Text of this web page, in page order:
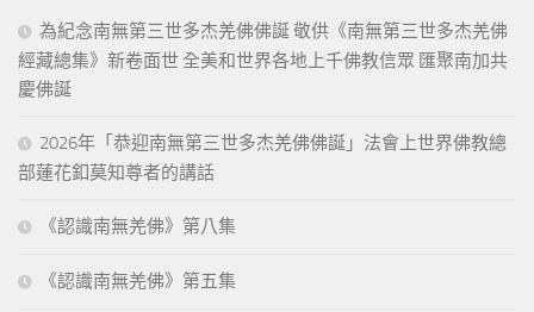
為紀念南無第三世多杰羌佛佛誕 敬供《南無第三世多杰羌佛
經藏總集》新卷面世 全美和世界各地上千佛教信眾 匯聚南加共
慶佛誕
2026年「恭迎南無第三世多杰羌佛佛誕」法會上世界佛教總
部蓮花釦莫知尊者的講話
《認識南無羌佛》第八集
《認識南無羌佛》第五集